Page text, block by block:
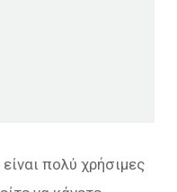
πολύ χρήσιμες